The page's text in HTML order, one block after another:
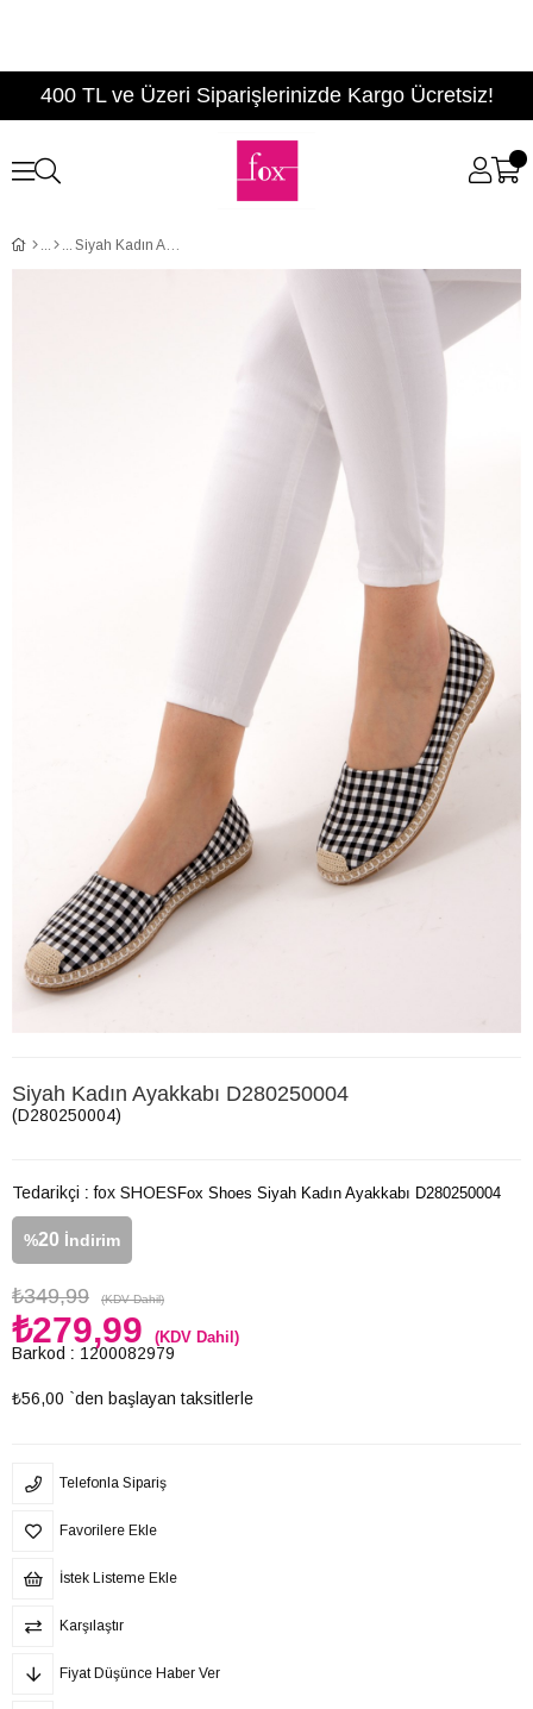
400 TL ve Üzeri Siparişlerinizde Kargo Ücretsiz!
Siyah Kadın Ayakkabı D280250004
Siyah Kadın Ayakkabı D280250004
(D280250004)
Tedarikçi : fox SHOES
%20 İndirim
₺349,99 (KDV Dahil)
₺279,99 (KDV Dahil)
Barkod : 1200082979
₺56,00 `den başlayan taksitlerle
Fox Shoes Siyah Kadın Ayakkabı D280250004
Telefonla Sipariş
Favorilere Ekle
İstek Listeme Ekle
Karşılaştır
Fiyat Düşünce Haber Ver